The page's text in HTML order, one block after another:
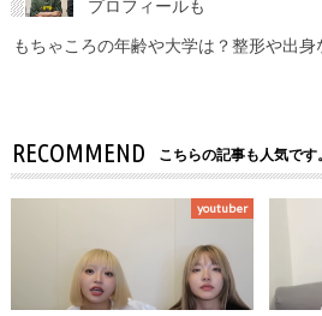
プロフィールも
もちゃころの年齢や大学は？整形や出
RECOMMEND こちらの記事も人気です。
youtuber